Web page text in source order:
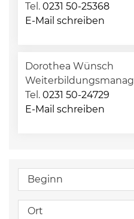
Tel. 0231 50-25368
E-Mail schreiben
Dorothea Wünsch
Tel. 0231 50-24729
E-Mail schreiben
Beginn
Ort